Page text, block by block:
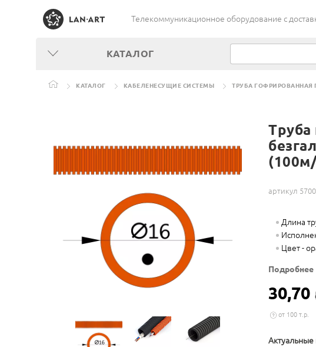
Телекоммуникационное оборудование c
КАТАЛОГ
КАТАЛОГ КАБЕЛЕНЕСУЩИЕ СИСТЕМЫ ТРУБА ГОФРИРОВАННАЯ
артикул 5700
Длина
Цвет -
Подробнее
30,70
от 100 т.р.